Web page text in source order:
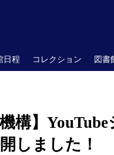
日程 コレクション 図書
機構】
しました！